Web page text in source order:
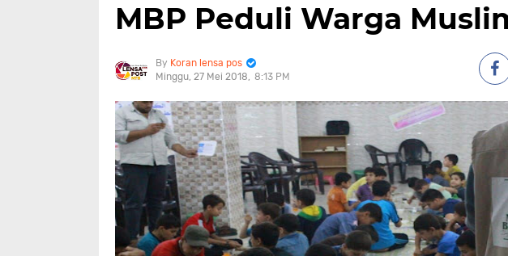
MBP Peduli Warga
Koran lensa pos
Minggu, 27 Mei 2018
8:13 PM